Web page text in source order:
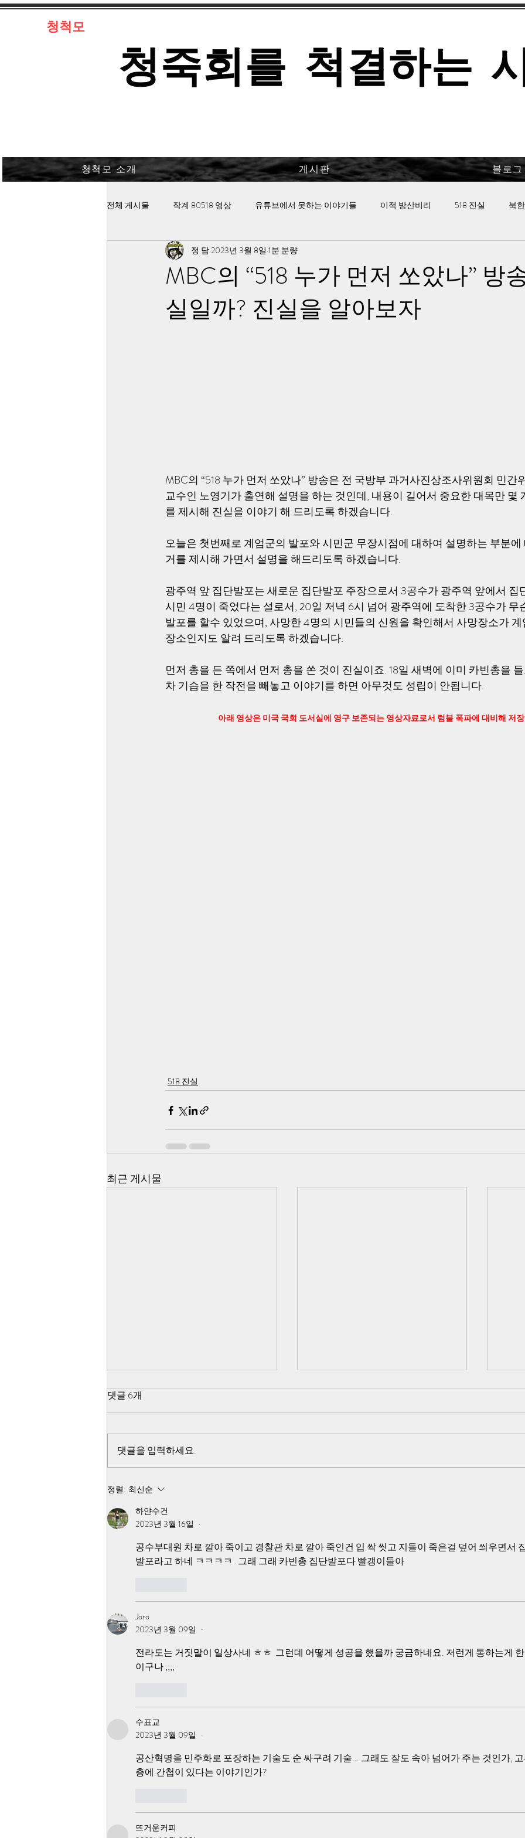
​청척모
청죽회를 척결하는
청척모 소개 게시판 블로그
전체 게시물 작계 80518 영상 유튜브에서 못하는 이야기들 이적 방산비리 518 진실 북
김대중 북한경찰 납치고문 안보 핫이슈
MBC의 “518 누가 먼저 쏘았나” 방
실일까? 진실을 알아보자
정 담2023년 3월 8일 1분 분량
MBC의 “518 누가 먼저 쏘았나” 방송은 전 국방부 과거사진상조사위원회 민간
교수인 노영기가 출연해 설명을 하는 것인데, 내용이 길어서 중요한 대목만 몇
를 제시해 진실을 이야기 해 드리도록 하겠습니다.
오늘은 첫번째로 계엄군의 발포와 시민군 무장시점에 대하여 설명하는 부분에
거를 제시해 가면서 설명을 해드리도록 하겠습니다.
광주역 앞 집단발포는 새로운 집단발포 주장으로서 3공수가 광주역 앞에서 집
시민 4명이 죽었다는 설로서, 20일 저녁 6시 넘어 광주역에 도착한 3공수가 무
발포를 할수 있었으며, 사망한 4명의 시민들의 신원을 확인해서 사망장소가
장소인지도 알려 드리도록 하겠습니다.
먼저 총을 든 쪽에서 먼저 총을 쏜 것이 진실이죠. 18일 새벽에 이미 카빈총을
차 기습을 한 작전을 빼놓고 이야기를 하면 아무것도 성립이 안됩니다.
아래 영상은 미국 국회 도서실에 영구 보존되는 영상자료로서 럼블 폭파에 대비해
518 진실
최근 게시물
518 쌍방 펙트채크 - 진조위 44
44군데 무기고를 향하여 출발한 지
점인 아시아 자동차에서 44군데 무
기고는 모두 거리가 다르고 탑재할
동차에서 일시에 44군데 무기고를
출발했다는 점, 44군데 무기고에서
출발 시간과 거리가 다른 광주 공원
시민군 훈련소를 향하여 일시에 출
발했다는 점, 44군데 무기고에서
5·18 쌍방 펙트체크-검찰,국방
검찰과 국방부 518 진조위가 진상
트
그러
도
심을
댓글 6개
댓글을 입력하세요.
정렬: 최신순
하얀수건
2023년 3월 16일
•
공수부대원 차로 깔아 죽이고 경찰관 차로 깔아 죽인건 입 싹 씻고 지들이 죽은걸 덮어 씌우면서
발포라고 하네 ㅋㅋㅋㅋ   그래 그래 카빈총 집단발포다 빨갱이들아
Joro
2023년 3월 09일
•
전라도는 거짓말이 일상사네 ㅎㅎ  그런데 어떻게 성공을 했을까 궁금하네요. 저런게 통하는게
이구나 ;;;;
수표교
2023년 3월 09일
•
공산혁명을 민주화로 포장하는 기술도 순 싸구려 기술... 그래도 잘도 속아 넘어가 주는 것인가,
층에 간첩이 있다는 이야기인가?
뜨거운커피